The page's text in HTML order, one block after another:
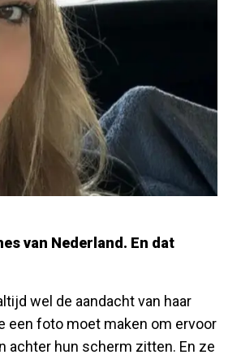
van Nederland. En dat
wel de aandacht van haar
een foto moet maken om ervoor
achter hun scherm zitten. En ze